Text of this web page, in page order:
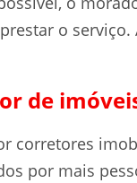
o
de
corretores
por mais